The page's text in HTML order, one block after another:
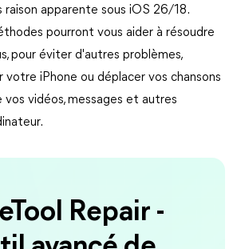
raison apparente sous iOS 26/18.
pourront vous aider à résoudre
pour éviter d'autres problèmes,
votre iPhone ou déplacer vos chansons
vos vidéos, messages et autres
Repair -